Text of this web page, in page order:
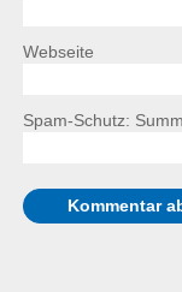
Webseite
Spam-Schutz: